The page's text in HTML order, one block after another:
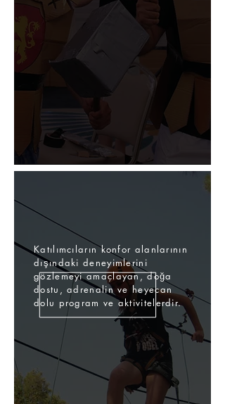
Katılımcıların konfor alanlarının
dışındaki deneyimlerini
gözlemeyi amaçlayan, doğa
dostu, adrenalin ve heyecan
dolu program ve aktivitelerdir.